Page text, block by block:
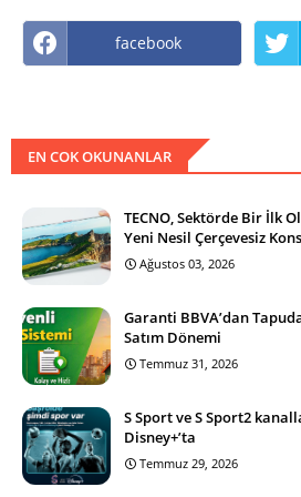
facebook
EN COK OKUNANLAR
TECNO, Sektörde Bir İlk
Yeni Nesil Çerçevesiz
Ağustos 03, 2026
Garanti BBVA’dan
Satım Dönemi
Temmuz 31, 2026
S Sport ve S Sport2
Disney+’ta
Temmuz 29, 2026